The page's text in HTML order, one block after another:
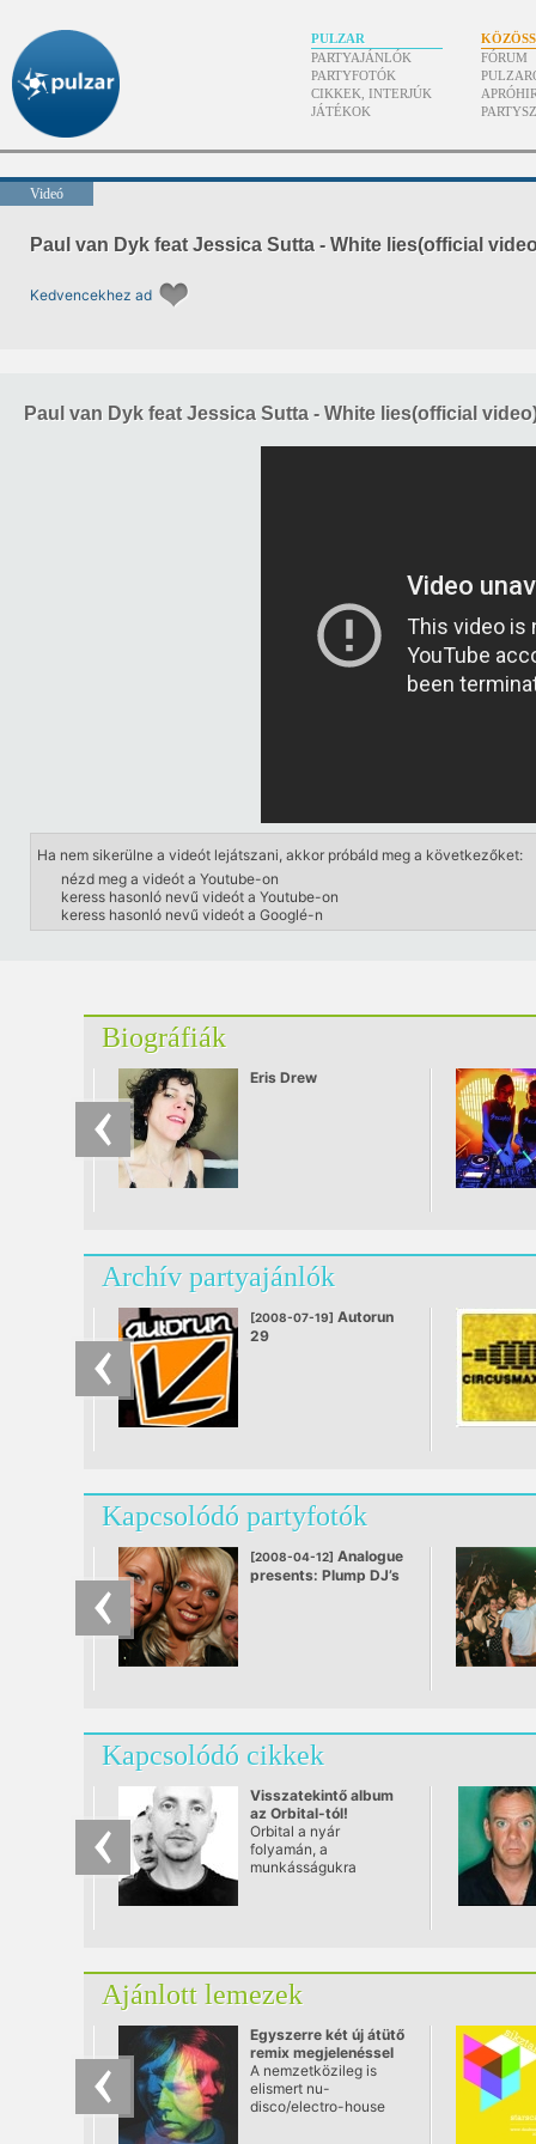
PULZAR
PARTYAJÁNLÓK
PARTYFOTÓK
CIKKEK, INTERJÚK
JÁTÉKOK
FÓRUM
Videó
Paul van Dyk feat Jessica Sutta - White lies(official
Kedvencekhez ad
Paul van Dyk feat Jessica Sutta - White lies(official
Ha nem sikerülne a videót lejátszani, akkor próbáld meg a következőket:
nézd meg a videót a Youtube-on
keress hasonló nevű videót a Youtube-on
keress hasonló nevű videót a Googlé-n
Biográfiák
Eris Drew
Archív partyajánlók
[2008-07-19] Autorun
29
Kapcsolódó partyfotók
[2008-04-12] Analogue
presents: Plump DJ’s
Kapcsolódó cikkek
Visszatekintő album
az Orbital-tól!
Orbital a nyár
folyamán, a
munkásságukra
Ajánlott lemezek
Egyszerre két új átütő
remix megjelenéssel
is gazdagodott Tmx
A nemzetközileg is
elismert nu-
disco/electro-house